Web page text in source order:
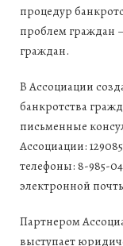
процедур
проблем граждан
граждан.
В Ассоциации
банкротства
письменные
Ассоциации:
телефоны: 8-985-
электронной
Партнером
выступает